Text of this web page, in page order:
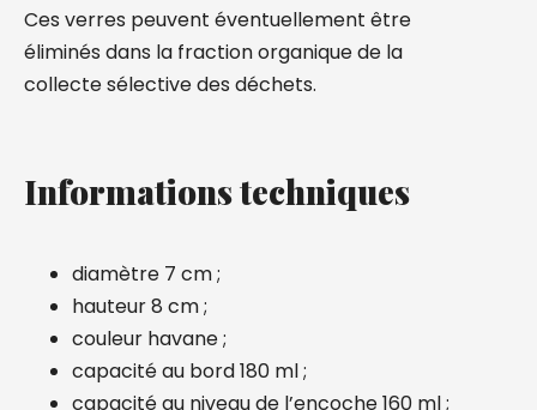
Ces verres peuvent éventuellement être
éliminés dans la fraction organique de la
collecte sélective des déchets.
Informations techniques
diamètre 7 cm ;
hauteur 8 cm ;
couleur havane ;
capacité au bord 180 ml ;
capacité au niveau de l’encoche 160 ml ;